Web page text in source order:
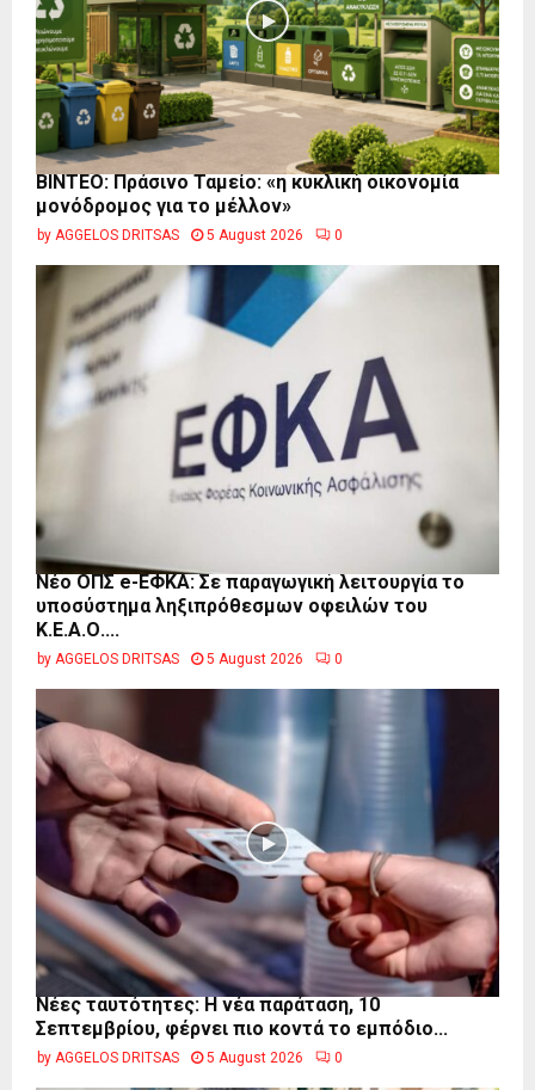
BINTEO: Πράσινο Ταμείο: «η κυκλική οικονομία
μονόδρομος για το μέλλον»
by AGGELOS DRITSAS 5 August 2026 0
Νέο ΟΠΣ e-ΕΦΚΑ: Σε παραγωγική λειτουργία το
υποσύστημα ληξιπρόθεσμων οφειλών του
Κ.Ε.Α.Ο....
by AGGELOS DRITSAS 5 August 2026 0
Νέες ταυτότητες: Η νέα παράταση, 10
Σεπτεμβρίου, φέρνει πιο κοντά το εμπόδιο...
by AGGELOS DRITSAS 5 August 2026 0